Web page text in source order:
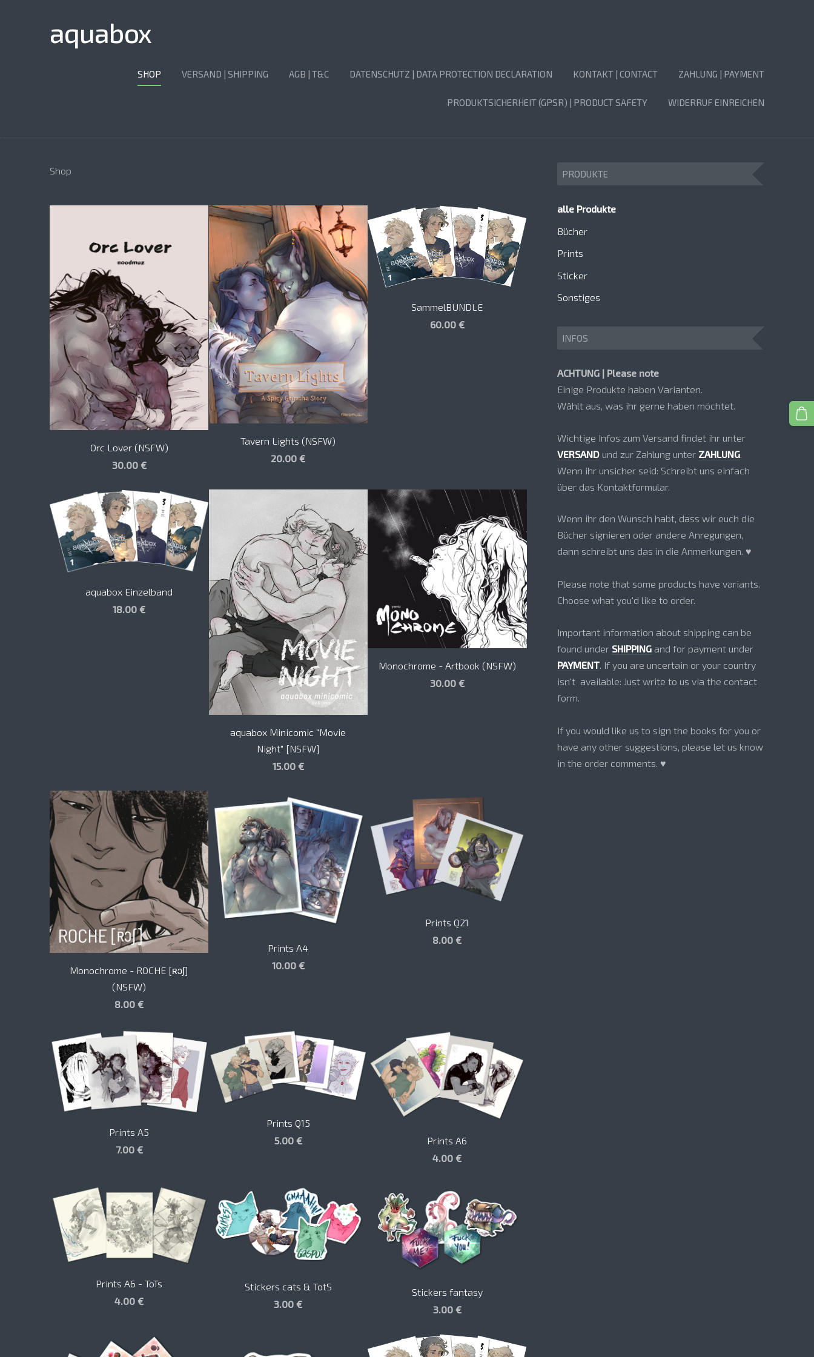
aquabox
SHOP VERSAND | SHIPPING AGB | T&C DATENSCHUTZ | DATA PROTECTION DECLARATION KONTAKT | CONTACT ZAHLUNG | PAYMENT
PRODUKTSICHERHEIT (GPSR) | PRODUCT SAFETY WIDERRUF EINREICHEN
PRODUKTE
alle Produkte
Bücher
Prints
Sticker
Sonstiges
INFOS
ACHTUNG | Please note
Einige Produkte haben Varianten.
Wählt aus, was ihr gerne haben möchtet.
Wichtige Infos zum Versand findet ihr unter
VERSANDund zur Zahlung unter ZAHLUNG.
Wenn ihr unsicher seid: Schreibt uns einfach
über das Kontaktformular.
Wenn ihr den Wunsch habt, dass wir euch die
Bücher signieren oder andere Anregungen,
dann schreibt uns das in die Anmerkungen. ♥
Please note that some products have variants.
Choose what you'd like to order.
Important information about shipping can be
found under SHIPPINGand for payment under
PAYMENT. If you are uncertain or your country
isn't available: Just write to us via the contact
form.
If you would like us to sign the books for you or
have any other suggestions, please let us know
in the order comments. ♥
Shop
Orc Lover (NSFW)
30.00 €
Tavern Lights (NSFW)
20.00 €
SammelBUNDLE
60.00 €
aquabox Einzelband
18.00 €
aquabox Minicomic "Movie
Night" [NSFW]
15.00 €
Monochrome - Artbook (NSFW)
30.00 €
Monochrome - ROCHE [ʀɔʃ]
(NSFW)
8.00 €
Prints A4
10.00 €
Prints Q21
8.00 €
Prints A5
7.00 €
Prints Q15
5.00 €
Prints A6
4.00 €
Prints A6 - ToTs
4.00 €
Stickers cats & TotS
3.00 €
Stickers fantasy
3.00 €